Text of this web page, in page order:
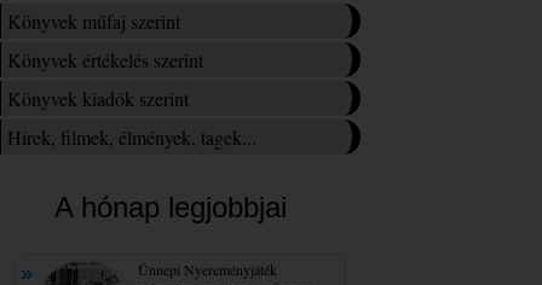
Könyvek műfaj szerint
Könyvek értékelés szerint
Könyvek kiadók szerint
Hírek, filmek, élmények, tagek...
A hónap legjobbjai
Ünnepi Nyereményjáték